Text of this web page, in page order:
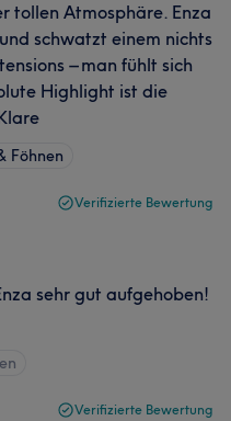
tollen Atmosphäre. Enza
schwatzt einem nichts
– man fühlt sich
Highlight ist die
Föhnen
Verifizierte Bewertung
sehr gut aufgehoben!
Verifizierte Bewertung